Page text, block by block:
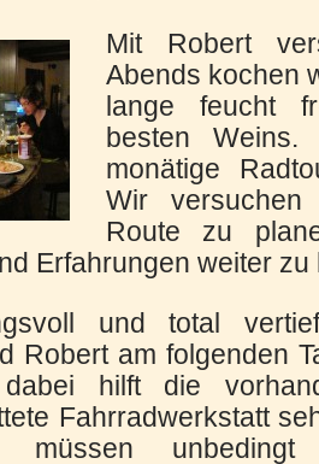
Mit Robert
Abends kochen
lange feucht
besten
monätige
Wir
Route zu
Erfahrungen weiter zu
und total
Robert am folgenden
dabei hilft die
Fahrradwerkstatt
müssen unbedingt